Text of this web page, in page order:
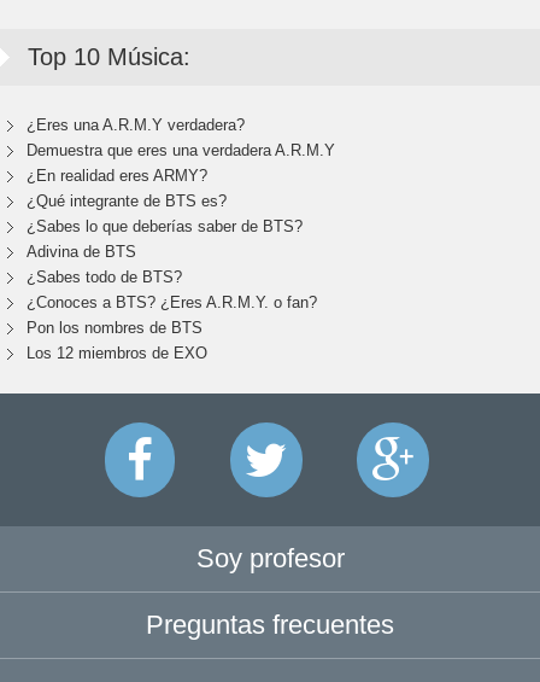
Top 10 Música:
¿Eres una A.R.M.Y verdadera?
Demuestra que eres una verdadera A.R.M.Y
¿En realidad eres ARMY?
¿Qué integrante de BTS es?
¿Sabes lo que deberías saber de BTS?
Adivina de BTS
¿Sabes todo de BTS?
¿Conoces a BTS? ¿Eres A.R.M.Y. o fan?
Pon los nombres de BTS
Los 12 miembros de EXO
Soy profesor
Preguntas frecuentes